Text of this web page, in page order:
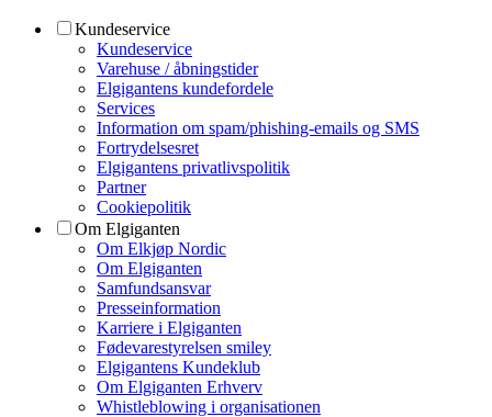
Kundeservice
Kundeservice
Varehuse / åbningstider
Elgigantens kundefordele
Services
Information om spam/phishing-emails og SMS
Fortrydelsesret
Elgigantens privatlivspolitik
Partner
Cookiepolitik
Om Elgiganten
Om Elkjøp Nordic
Om Elgiganten
Samfundsansvar
Presseinformation
Karriere i Elgiganten
Fødevarestyrelsen smiley
Elgigantens Kundeklub
Om Elgiganten Erhverv
Whistleblowing i organisationen